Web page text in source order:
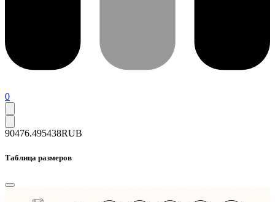
0
90476.495438RUB
Таблица размеров